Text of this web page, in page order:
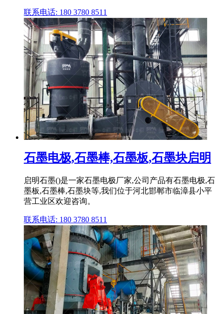
联系电话: 180 3780 8511
石墨电极,石墨棒,石墨板,石墨块启明
启明石墨()是一家石墨电极厂家,公司产品有石墨电极,石
墨板,石墨棒,石墨块等,我们位于河北邯郸市临漳县小平
营工业区欢迎咨询。
联系电话: 180 3780 8511